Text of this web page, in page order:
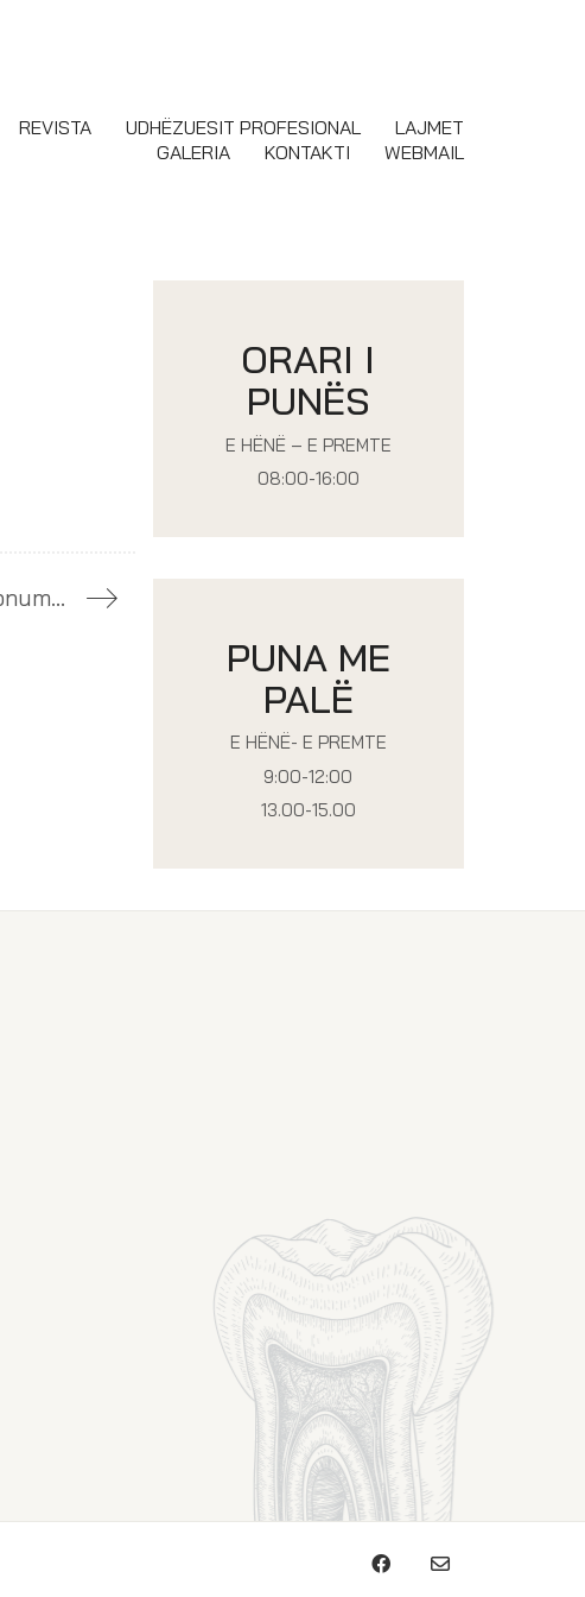
REVISTA UDHËZUESIT PROFESIONAL
LAJMET
GALERIA
KONTAKTI WEBMAIL
Bëhet përzgjedhja e projektit ideor artistik për monumentin përkujtimor për nder të profesionistëve shëndetësorë
ORARI I
PUNËS
E HËNË – E PREMTE
08:00-16:00
PUNA ME
PALË
E HËNË- E PREMTE
9:00-12:00
13.00-15.00